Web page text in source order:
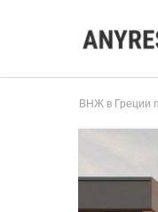
ВНЖ в Греции